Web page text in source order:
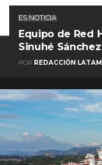
ES NOTICIA
Equipo de Red
Sinuhé Sánchez
POR REDACCIÓN LATAM